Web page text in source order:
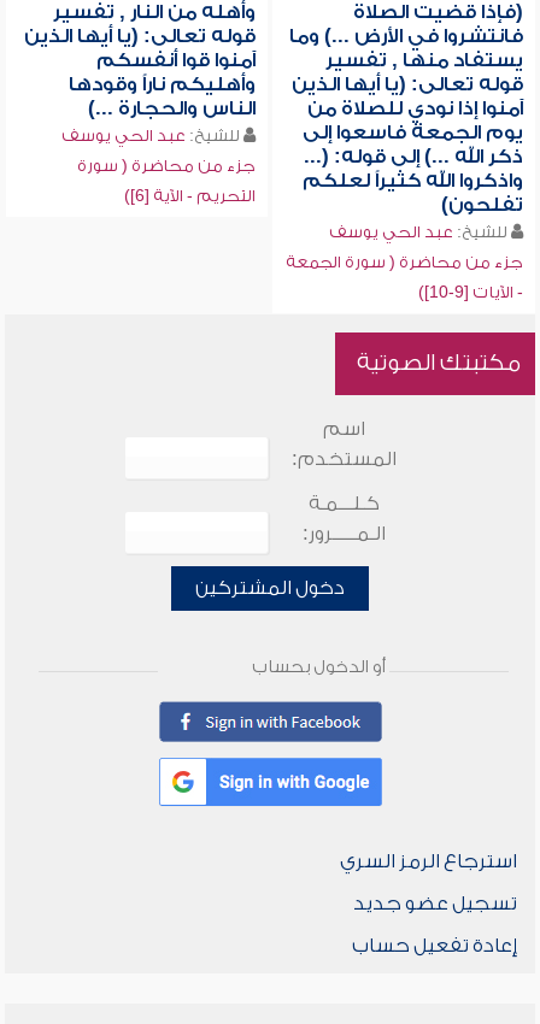
(فإذا قضيت الصلاة
فانتشروا في الأرض ...) وما
يستفاد منها , تفسير
قوله تعالى: (يا أيها الذين
آمنوا إذا نودي للصلاة من
يوم الجمعة فاسعوا إلى
ذكر الله ...) إلى قوله: (...
واذكروا الله كثيراً لعلكم
تفلحون)
للشيخ: عبد الحي يوسف
جزء من محاضرة ( سورة الجمعة
- الآيات [9-10])
وأهله من النار , تفسير
قوله تعالى: (يا أيها الذين
آمنوا قوا أنفسكم
وأهليكم ناراً وقودها
الناس والحجارة ...)
للشيخ: عبد الحي يوسف
جزء من محاضرة ( سورة
التحريم - الآية [6])
مكتبتك الصوتية
اسم
المستخدم:
كـلـــمـة
الـمـــــرور:
دخول المشتركين
أو الدخول بحساب
استرجاع الرمز السري
تسجيل عضو جديد
إعادة تفعيل حساب